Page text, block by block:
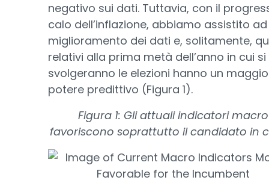
negativo sui dati. Tuttavia, con il
calo dell’inflazione, abbiamo assistito
miglioramento dei dati e, solitamente,
relativi alla prima metà dell’anno in cui si
svolgeranno le elezioni hanno un
potere predittivo (Figura 1).
Figura 1: Gli attuali indicatori macro
favoriscono soprattutto il candidato in